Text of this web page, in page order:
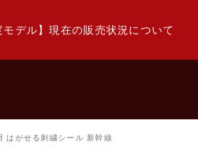
モデル】現在の販売状況について
はがせる刺繍シール 新幹線